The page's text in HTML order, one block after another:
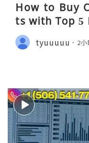
How to Buy
ts​ with Top 5
tyuuuuu 2